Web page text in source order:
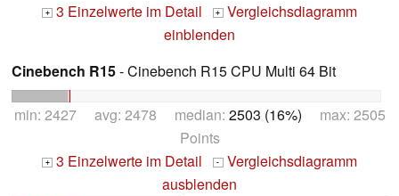
+ 3 Einzelwerte im Detail + Vergleichsdiagramm
einblenden
Cinebench R15- Cinebench R15 CPU Multi 64 Bit
min: 2427 avg: 2478 median: 2503 (16%) max: 2505
Points
+ 3 Einzelwerte im Detail - Vergleichsdiagramm
ausblenden